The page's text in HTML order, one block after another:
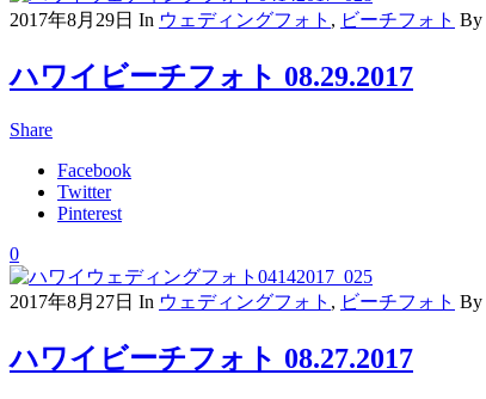
2017年8月29日 In ウェディングフォト , ビーチフォト By
ハワイビーチフォト 08.29.2017
Share
Facebook
Twitter
Pinterest
0
2017年8月27日 In ウェディングフォト , ビーチフォト By
ハワイビーチフォト 08.27.2017